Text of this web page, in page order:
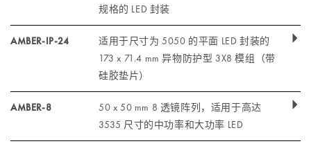
规格的 LED 封装
AMBER-IP-24
适用于尺寸为 5050 的平面 LED 封装的
173 x 71.4 mm 异物防护型 3X8 模组（带
硅胶垫片）
AMBER-8
50 x 50 mm 8 透镜阵列，适用于高达
3535 尺寸的中功率和大功率 LED